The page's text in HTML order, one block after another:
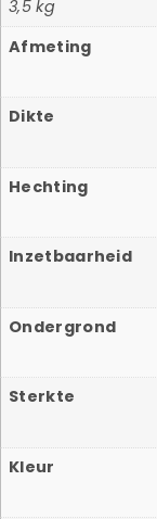
3,5 kg
Afmeting
Dikte
Hechting
Inzetbaarheid
Ondergrond
Sterkte
Kleur